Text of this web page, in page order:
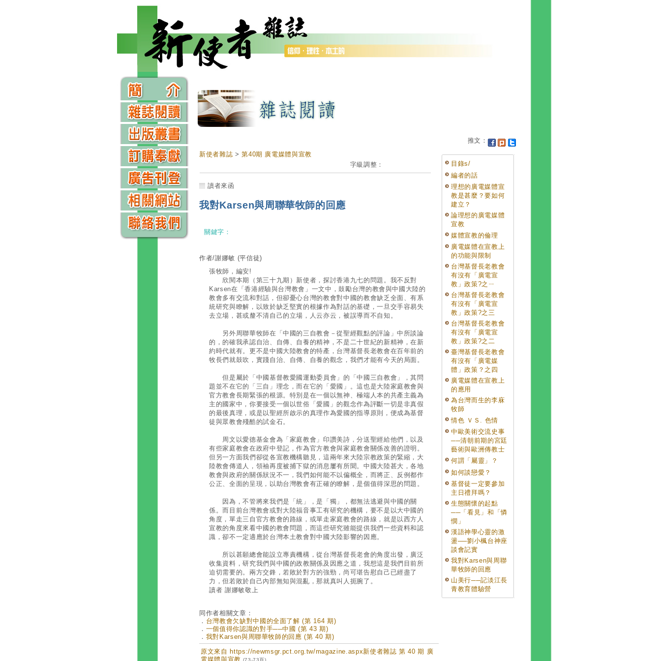
推文：
新使者雜誌 >第40期 廣電媒體與宣教
字級調整：
讀者來函
我對Karsen與周聯華牧師的回應
關鍵字：
作者/謝娜敏 (平信徒)
張牧師，編安!
欣閱本期（第三十九期）新使者，探討香港九七的問題。我不反對
Karsen在「香港經驗與台灣教會」一文中，鼓勵台灣的教會與中國大陸的
教會多有交流和對話，但卻憂心台灣的教會對中國的教會缺乏全面、有系
統研究與瞭解，以致於缺乏堅實的根據作為對話的基礎，一旦交手容易失
去立場，甚或釐不清自己的立場，人云亦云，被誤導而不自知。
另外周聯華牧師在「中國的三自教會－從聖經觀點的評論」中所談論
的，的確我承認自治、自傳、自養的精神，不是二十世紀的新精神，在新
約時代就有。更不是中國大陸教會的特產，台灣基督長老教會在百年前的
牧長們就鼓吹，實踐自治、自傳、自養的觀念，我們才能有今天的局面。
但是屬於「中國基督教愛國運動委員會」的「中國三自教會」，其問
題並不在它的「三自」理念，而在它的「愛國」。這也是大陸家庭教會與
官方教會長期緊張的根源。特別是在一個以無神、極端人本的共產主義為
主的國家中，你要接受一個以世俗「愛國」的觀念作為評斷一切是非真假
的最後真理，或是以聖經所啟示的真理作為愛國的指導原則，便成為基督
徒與眾教會殘酷的試金石。
周文以愛德基金會為「家庭教會」印讚美詩，分送聖經給他們，以及
有些家庭教會在政府中登記，作為官方教會與家庭教會關係改善的證明。
但另一方面我們卻從各宣教機構聽見，這兩年來大陸宗教政策的緊縮，大
陸教會傳道人，領袖再度被捕下獄的消息屢有所聞。中國大陸甚大，各地
教會與政府的關係狀況不一，我們如何能不以偏概全，而將正、反例都作
公正、全面的呈現，以助台灣教會有正確的瞭解，是個值得深思的問題。
因為，不管將來我們是「統」，是「獨」，都無法逃避與中國的關
係。而目前台灣教會或對大陸福音事工有研究的機構，要不是以大中國的
角度，單走三自官方教會的路線，或單走家庭教會的路線，就是以西方人
宣教的角度來看中國的教會問題，而這些研究雖能提供我們一些資料和認
識，卻不一定適應於台灣本土教會對中國大陸影響的因應。
所以甚願總會能設立專責機構，從台灣基督長老會的角度出發，廣泛
收集資料，研究我們與中國的政教關係及因應之道，我想這是我們目前所
迫切需要的。兩方交鋒，若敗於對方的強勁，尚可堪告慰自己已經盡了
力，但若敗於自己內部無知與混亂，那就真叫人扼腕了。
讀者 謝娜敏敬上
同作者相關文章：
． 台灣教會欠缺對中國的全面了解 (第 164 期)
． 一個值得你認識的對手──中國 (第 43 期)
． 我對Karsen與周聯華牧師的回應 (第 40 期)
原文來自 https://newmsgr.pct.org.tw/magazine.aspx新使者雜誌 第 40 期 廣
電媒體與宣教 (73-73頁)
目錄s/
編者的話
理想的廣電媒體宣
教是甚麼？要如何
建立？
論理想的廣電媒體
宣教
媒體宣教的倫理
廣電媒體在宣教上
的功能與限制
台灣基督長老教會
有沒有「廣電宣
教」政策?之ㄧ
台灣基督長老教會
有沒有「廣電宣
教」政策?之三
台灣基督長老教會
有沒有「廣電宣
教」政策?之二
臺灣基督長老教會
有沒有「廣電媒
體」政策？之四
廣電媒體在宣教上
的應用
為台灣而生的李庥
牧師
情色 ＶＳ. 色情
中歐美術交流史事
──清朝前期的宮廷
藝術與歐洲傳教士
何謂「屬靈」？
如何談戀愛？
基督徒一定要參加
主日禮拜嗎？
生態關懷的起點
──「看見」和「憐
憫」
漢語神學心靈的激
盪──劉小楓台神座
談會記實
我對Karsen與周聯
華牧師的回應
山美行──記淡江長
青教育體驗營